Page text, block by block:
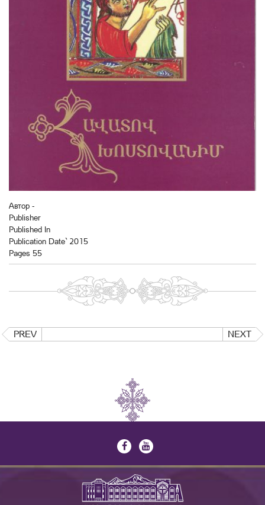
Автор -
Publisher
Published In
Publication Date` 2015
Pages 55
PREV NEXT